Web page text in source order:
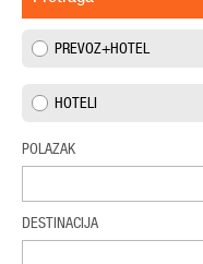
PREVOZ+HOTEL
HOTELI
POLAZAK
DESTINACIJA